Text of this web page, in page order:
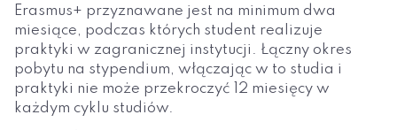
Erasmus+ przyznawane jest na minimum dwa
miesiące, podczas których student realizuje
praktyki w zagranicznej instytucji. Łączny okres
pobytu na stypendium, włączając w to studia i
praktyki nie może przekroczyć 12 miesięcy w
każdym cyklu studiów.